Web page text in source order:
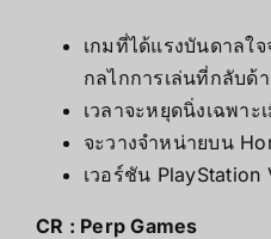
เกมที่ได้แรงบันดาลใ
กลไกการเล่นที่กลับด้
เวลาจะหยุดนิ่งเฉพาะ
จะวางจำหน่ายบน
เวอร์ชัน
CR : Perp Games